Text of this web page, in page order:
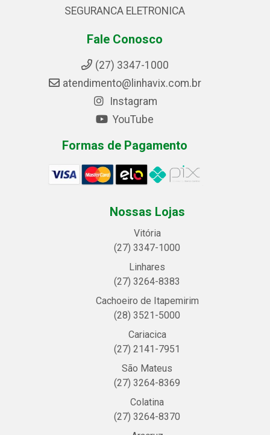
SEGURANCA ELETRONICA
Fale Conosco
(27) 3347-1000
atendimento@linhavix.com.br
Instagram
YouTube
Formas de Pagamento
Nossas Lojas
Vitória
(27) 3347-1000
Linhares
(27) 3264-8383
Cachoeiro de Itapemirim
(28) 3521-5000
Cariacica
(27) 2141-7951
São Mateus
(27) 3264-8369
Colatina
(27) 3264-8370